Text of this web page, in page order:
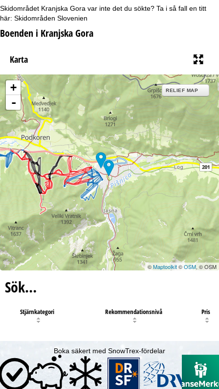
Skidområdet Kranjska Gora var inte det du sökte? Ta i så fall en titt
här: Skidområden Slovenien
Boenden i Kranjska Gora
Karta
+
-
RELIEF MAP
©Maptoolkit©OSM, © OSM
Sök…
Stjärnkategori Rekommendationsnivå Pris
Boka säkert med SnowTrex-fördelar